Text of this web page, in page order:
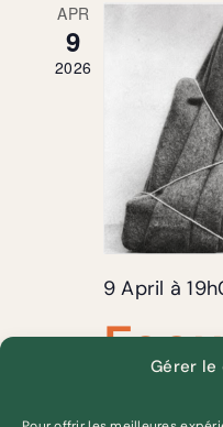
Gérer
APR
9
2026
9 April à